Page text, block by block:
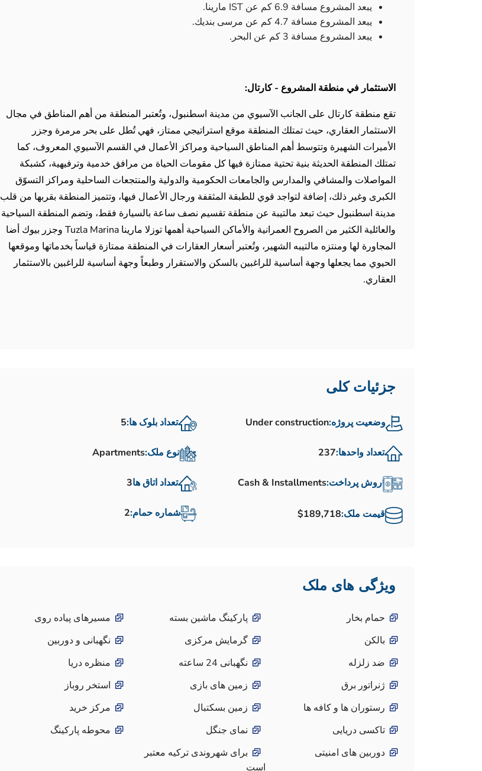
يبعد المشروع مسافة 6.9 كم عن IST مارينا.
يبعد المشروع مسافة 4.7 كم عن مرسى بنديك.
يبعد المشروع مسافة 3 كم عن البحر.
الاستثمار في منطقة المشروع - كارتال:
تقع منطقة كارتال على الجانب الآسيوي من مدينة اسطنبول، وتُعتبر المنطقة من أهم المناطق في مجال
الاستثمار العقاري، حيث تمتلك المنطقة موقع استراتيجي ممتاز، فهي تُطل على بحر مرمرة وجزر
الأميرات الشهيرة وتتوسط أهم المناطق السياحية ومراكز الأعمال في القسم الآسيوي المعروف، كما
تمتلك المنطقة الحديثة بنية تحتية ممتازة فيها كل مقومات الحياة من مرافق خدمية وترفيهية، كشبكة
المواصلات والمشافي والمدارس والجامعات الحكومية والدولية والمنتجعات الساحلية ومراكز التسوّق
الكبرى وغير ذلك، إضافة لتواجد قوي للطبقة المثقفة ورجال الأعمال فيها، وتتميز المنطقة بقربها من قلب
مدينة اسطنبول حيث تبعد مالتيبة عن منطقة تقسيم نصف ساعة بالسيارة فقط، وتضم المنطقة السياحية
والعائلية الكثير من الصروح العمرانية والأماكن السياحية أهمها توزلا مارينا Tuzla Marina وجزر بيوك أضا
المجاورة لها ومنتزه مالتيبه الشهير، وتُعتبر أسعار العقارات في المنطقة ممتازة قياساً بخدماتها وموقعها
الحيوي مما يجعلها وجهة أساسية للراغبين بالسكن والاستقرار وطبعاً وجهة أساسية للراغبين بالاستثمار
العقاري.
جزئیات کلی
وضعیت پروژه:Under construction
تعداد واحدها:237
روش پرداخت:Cash & Installments
قیمت ملک:$189,718
تعداد بلوک ها:5
نوع ملک:Apartments
تعداد اتاق ها3
شماره حمام:2
ویژگی های ملک
حمام بخار پارکینگ ماشین بسته
مسیرهای پیاده روی
بالکن
گرمایش مرکزی
نگهبانی و دوربین
ضد زلزله
نگهبانی 24 ساعته
منظره دریا
ژنراتور برق
زمین های بازی
استخر روباز
رستوران ها و کافه ها
زمین بسکتبال
مرکز خرید
تاکسی دریایی
نمای جنگل
محوطه پارکینگ
دوربین های امنیتی
برای شهروندی ترکیه معتبر
است